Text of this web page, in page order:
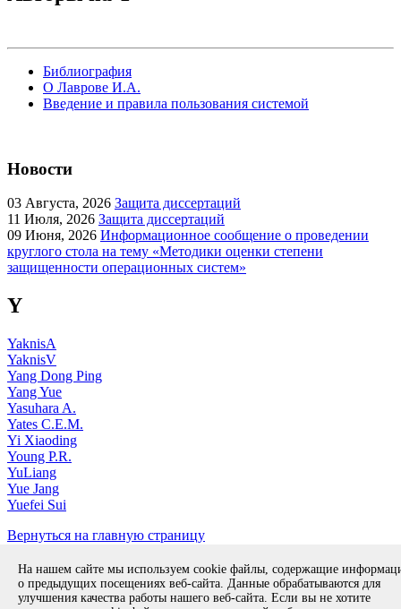
Библиография
О Лаврове И.А.
Введение и правила пользования системой
Новости
03 Августа, 2026 Защита диссертаций
11 Июля, 2026 Защита диссертаций
09 Июня, 2026 Информационное сообщение о проведении
круглого стола на тему «Методики оценки степени
защищенности операционных систем»
Y
YaknisA
YaknisV
Yang Dong Ping
Yang Yue
Yasuhara A.
Yates C.E.M.
Yi Xiaoding
Young P.R.
YuLiang
Yue Jang
Yuefei Sui
Вернуться на главную страницу
Copyright © 1994-2026 ИСП РАН. 109004, г. Москва, ул. А.
Солженицына, дом 25.Противодействие коррупции.
Разработка безопасного программного обеспечения (РБПО)
На нашем сайте мы используем cookie файлы, содержащие
о предыдущих посещениях веб-сайта. Данные обрабатываются для
улучшения качества работы нашего веб-сайта. Если вы не хотите